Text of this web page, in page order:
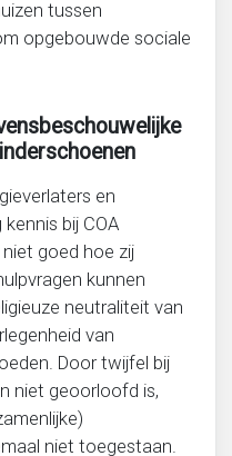
tussen
opgebouwde sociale
en
bij COA
goed hoe zij
kunnen
neutraliteit van
van
Door twijfel bij
niet geoorloofd is,
niet toegestaan.